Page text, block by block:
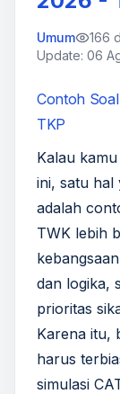
Umum 166
Update: 06
Contoh
TKP
Kalau
ini, satu hal
adalah
TWK lebih
dan logika,
prioritas
Karena itu,
harus
simulasi